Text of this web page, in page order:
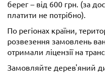
берег – від 600 грн. (за
платити не потрібно).
По регіонах країни,
розвезення замовлень
отримали ліцензії на
Замовляйте дерев'яний